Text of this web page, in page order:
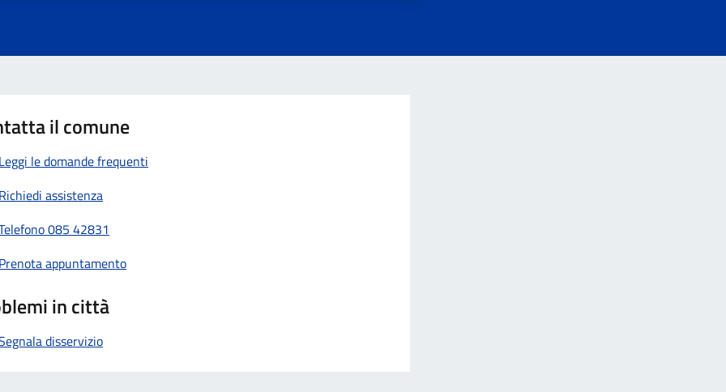
il comune
Leggi le domande frequenti
Richiedi assistenza
085 42831
Prenota appuntamento
in città
disservizio